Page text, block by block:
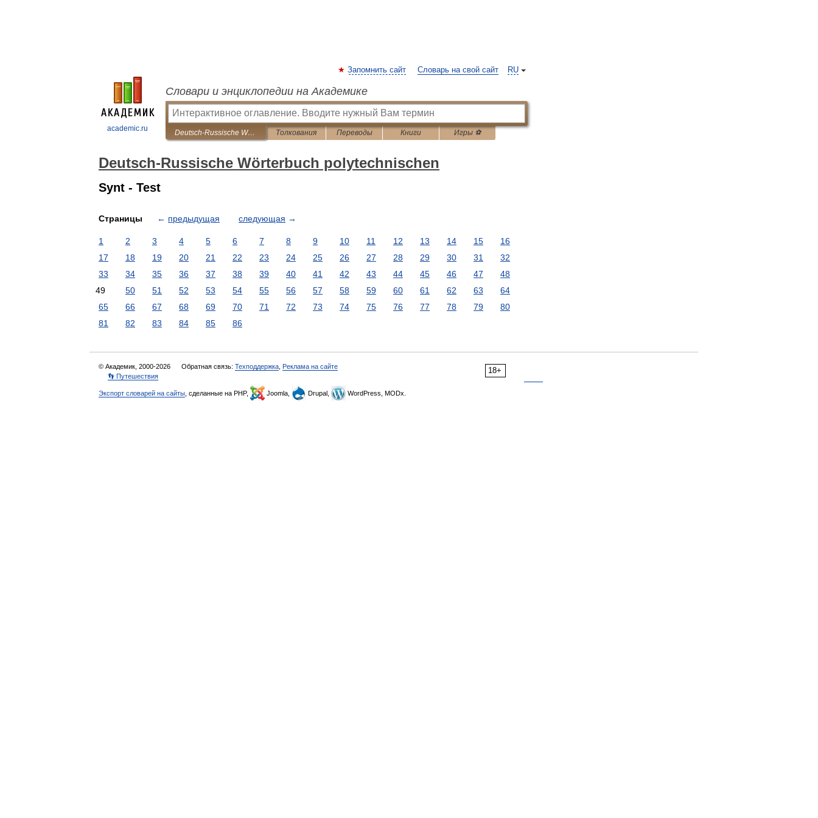
academic.ru
RU
Запомнить сайт Словарь на свой сайт
Словари и энциклопедии на Академике
Deutsch-Russische Wörterbuch polytechnischen Толкования Переводы Книги Игры ⚽
Deutsch-Russische Wörterbuch polytechnischen
Synt - Test
Страницы ← предыдущая следующая →
1 2 3 4 5 6 7 8 9 10 11 12 13 14 15
16
17
18 19 20 21 22 23 24 25 26 27 28 29 30 31
32
33
34 35 36 37 38 39 40 41 42 43 44 45 46 47
48
49
50 51 52 53 54 55 56 57 58 59 60 61 62 63
64
65
66 67 68 69 70 71 72 73 74 75 76 77 78 79
80
81
82 83 84 85 86
18+
© Академик, 2000-2026 Обратная связь: Техподдержка Реклама на сайте
👣 Путешествия
Экспорт словарей на сайты , сделанные на PHP, Joomla, Drupal, WordPress, MODx.